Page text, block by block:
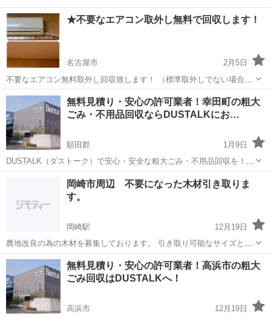
★不要なエアコン取外し無料で回収します！
名古屋市
2月5日
不要なエアコン無料取外し回収致します！ （標準取外しでない場合や
エリアにより別途になります。） 相談の際は、 ・お住まいエリア ・
室内機、室外機の画像 ・エレベーター有無 を回答の上メッセージお願
いします！ エアコン...
愛知 名古屋市 不用品回収 無料
無料見積り・安心の許可業者！幸田町の粗大
ごみ・不用品回収ならDUSTALKにお…
額田郡
1月9日
DUSTALK（ダストーク）で安心・安全な粗大ごみ・不用品回収を！
DUSTALKは、市町村が発行する「一般廃棄物収集運搬許可証」を取得
した信頼できる業者のみが登録している、不用品回収サービスです。
私たちのサービス...
額田郡 不用品回収 無料
岡崎市周辺 不要になった木材引き取りま
す。
岡崎駅
12月19日
農地改良の為の木材を募集しております。 引き取り可能なサイズとし
ては直径または幅が10cm前後のものです。 長さは1.5m以上あれば上
限ありません。 基本的に生木は引き取れませんが、 上記の規格を満た
して...
愛知 岡崎市 岡崎駅 不用品回収
無料見積り・安心の許可業者！高浜市の粗大
ごみ回収はDUSTALKへ！
高浜市
12月19日